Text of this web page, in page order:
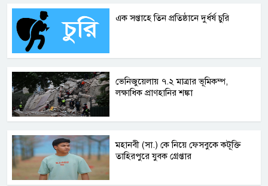
এক সপ্তাহে তিন প্রতিষ্ঠানে দুর্ধর্ষ চুরি
ভেনিজুয়েলায় ৭.২ মাত্রার ভূমিকম্প,
লক্ষাধিক প্রাণহানির শঙ্কা
মহানবী (সা.) কে নিয়ে ফেসবুকে কটূক্তি
তাহিরপুরে যুবক গ্রেপ্তার